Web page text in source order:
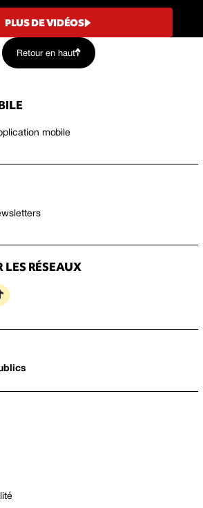
PLUS DE VIDÉOS
Retour en haut
mobile
RÉSEAUX